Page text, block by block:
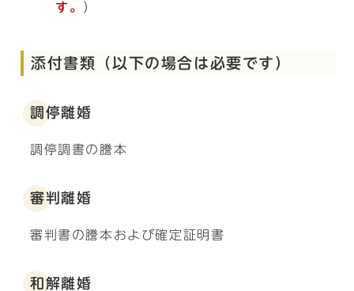
す。
）
添付書類（以下の場合は必要です）
調停離婚
調停調書の謄本
審判離婚
審判書の謄本および確定証明書
和解離婚